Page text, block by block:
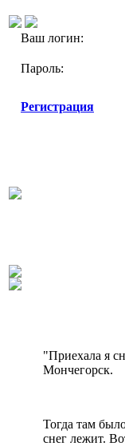
Ваш логин:
Пароль:
Регистрация
"Приехала я
Мончегорск.
Тогда там
снег лежит.